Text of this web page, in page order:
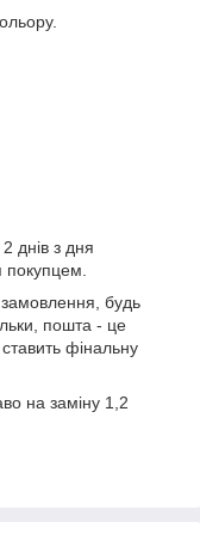
днів з дня
замовлення, будь
пошта - це
фінальну
на заміну 1,2